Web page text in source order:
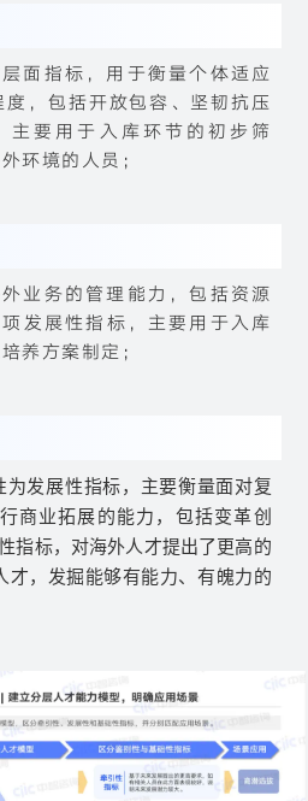
面指标，用于衡量个体适应
，包括开放包容、坚韧抗压
主要用于入库环节的初步筛
环境的人员；
业务的管理能力，包括资源
发展性指标，主要用于入库
养方案制定；
为发展性指标，主要衡量面对复
商业拓展的能力，包括变革创
指标，对海外人才提出了更高的
才，发掘能够有能力、有魄力的